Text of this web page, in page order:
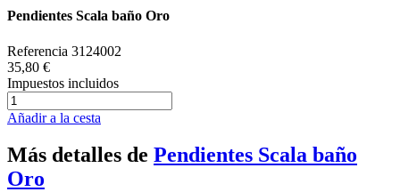
Pendientes Scala baño Oro
Referencia 3124002
35,80 €
Impuestos incluidos
Añadir a la cesta
Más detalles de Pendientes Scala baño
Oro